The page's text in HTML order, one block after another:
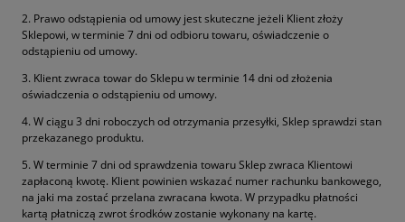
2. Prawo odstąpienia od umowy jest skuteczne jeżeli Klient złoży
Sklepowi, w terminie 7 dni od odbioru towaru, oświadczenie o
odstąpieniu od umowy.
3. Klient zwraca towar do Sklepu w terminie 14 dni od złożenia
oświadczenia o odstąpieniu od umowy.
4. W ciągu 3 dni roboczych od otrzymania przesyłki, Sklep sprawdzi stan
przekazanego produktu.
5. W terminie 7 dni od sprawdzenia towaru Sklep zwraca Klientowi
zapłaconą kwotę. Klient powinien wskazać numer rachunku bankowego,
na jaki ma zostać przelana zwracana kwota. W przypadku płatności
kartą płatniczą zwrot środków zostanie wykonany na kartę.